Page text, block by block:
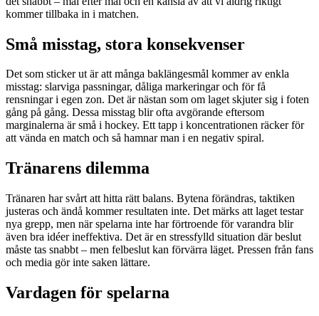
kommer tillbaka in i matchen.
Små misstag, stora konsekvenser
Det som sticker ut är att många baklängesmål kommer av enkla
misstag: slarviga passningar, dåliga markeringar och för få
rensningar i egen zon. Det är nästan som om laget skjuter sig i foten
gång på gång. Dessa misstag blir ofta avgörande eftersom
marginalerna är små i hockey. Ett tapp i koncentrationen räcker för
att vända en match och så hamnar man i en negativ spiral.
Tränarens dilemma
Tränaren har svårt att hitta rätt balans. Bytena förändras, taktiken
justeras och ändå kommer resultaten inte. Det märks att laget testar
nya grepp, men när spelarna inte har förtroende för varandra blir
även bra idéer ineffektiva. Det är en stressfylld situation där beslut
måste tas snabbt – men felbeslut kan förvärra läget. Pressen från fans
och media gör inte saken lättare.
Vardagen för spelarna